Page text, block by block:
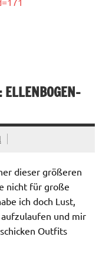
dieser größeren
nicht für große
ich doch Lust,
und mir
Outfits